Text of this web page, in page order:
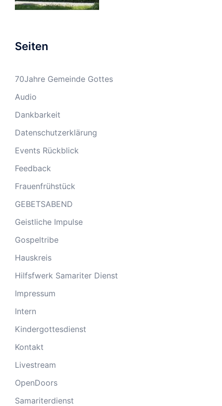
Seiten
70Jahre Gemeinde Gottes
Audio
Dankbarkeit
Datenschutzerklärung
Events Rückblick
Feedback
Frauenfrühstück
GEBETSABEND
Geistliche Impulse
Gospeltribe
Hauskreis
Hilfsfwerk Samariter Dienst
Impressum
Intern
Kindergottesdienst
Kontakt
Livestream
OpenDoors
Samariterdienst